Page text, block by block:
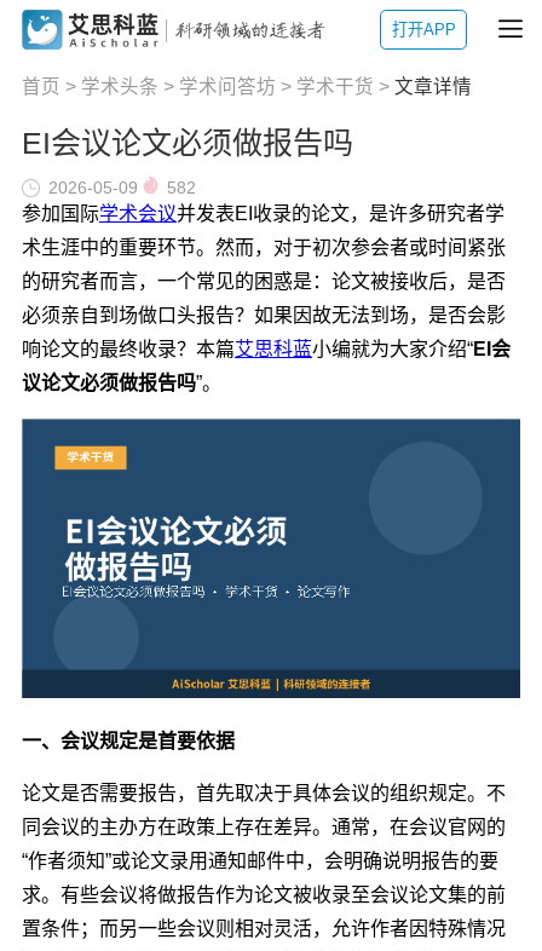
打开APP
首页 > 学术头条 > 学术问答坊 > 学术干货 > 文章详情
EI会议论文必须做报告吗
2026-05-09 582
参加国际学术会议并发表EI收录的论文，是许多研究者学
术生涯中的重要环节。然而，对于初次参会者或时间紧张
的研究者而言，一个常见的困惑是：论文被接收后，是否
必须亲自到场做口头报告？如果因故无法到场，是否会影
响论文的最终收录？本篇艾思科蓝小编就为大家介绍“EI会
议论文必须做报告吗”。
一、会议规定是首要依据
论文是否需要报告，首先取决于具体会议的组织规定。不
同会议的主办方在政策上存在差异。通常，在会议官网的
“作者须知”或论文录用通知邮件中，会明确说明报告的要
求。有些会议将做报告作为论文被收录至会议论文集的前
置条件；而另一些会议则相对灵活，允许作者因特殊情况